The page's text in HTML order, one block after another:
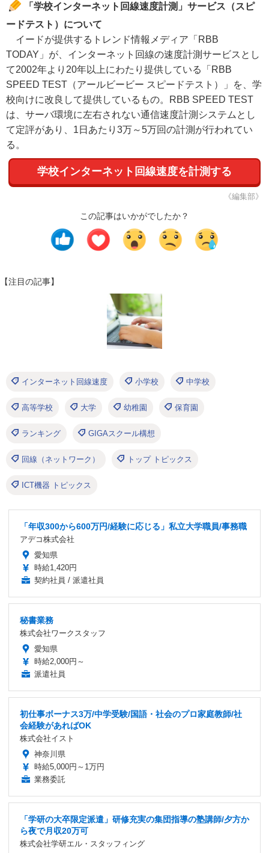
「学校インターネット回線速度計測」サービス（スピ
ードテスト）について
イードが提供するトレンド情報メディア「RBB
TODAY」が、インターネット回線の速度計測サービスとし
て2002年より20年以上にわたり提供している「RBB
SPEED TEST（アールビービー スピードテスト）」を、学
校向けに改良して提供しているもの。RBB SPEED TEST
は、サーバ環境に左右されない通信速度計測システムとし
て定評があり、1日あたり3万～5万回の計測が行われてい
る。
学校インターネット回線速度を計測する
《編集部》
この記事はいかがでしたか？
【注目の記事】
インターネット回線速度 小学校 中学校
高等学校 大学 幼稚園 保育園
ランキング GIGAスクール構想
回線（ネットワーク） トップ トピックス
ICT機器 トピックス
「年収300から600万円/経験に応じる」私立大学職員/事務職
アデコ株式会社
愛知県
時給1,420円
契約社員 / 派遣社員
秘書業務
株式会社ワークスタッフ
愛知県
時給2,000円～
派遣社員
初仕事ボーナス3万/中学受験/国語・社会のプロ家庭教師/社
会経験があればOK
株式会社イスト
神奈川県
時給5,000円～1万円
業務委託
「学研の大卒限定派遣」研修充実の集団指導の塾講師/夕方か
ら夜で月収20万可
株式会社学研エル・スタッフィング